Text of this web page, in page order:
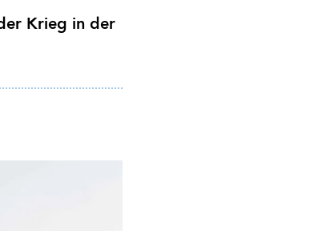
Krieg in der